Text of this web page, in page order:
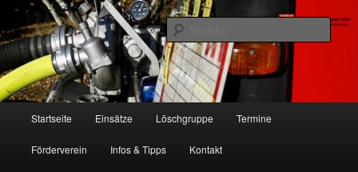
Zum
primären
Inhalt
springenFF Köln, LG RD
Freiwillige Feuerwehr Köln, Löschgruppe Rodenkirchen
Startseite Einsätze Löschgruppe Termine
Förderverein Infos & Tipps Kontakt